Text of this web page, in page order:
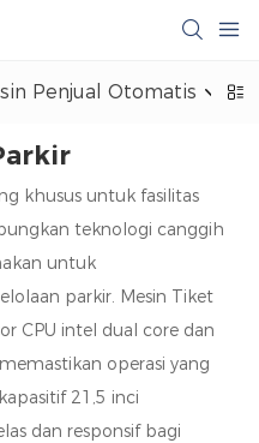
Penjual Otomatis
khusus untuk fasilitas
teknologi canggih
untuk
parkir. Mesin Tiket
CPU intel dual core dan
operasi yang
21,5 inci
dan responsif bagi